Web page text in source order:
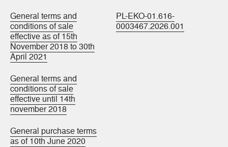
General terms and
conditions of sale
effective as of 15th
November 2018 to 30th
April 2021
General terms and
conditions of sale
effective until 14th
november 2018
General purchase terms
as of 10th June 2020
PL-EKO-01.616-
0003467.2026.001